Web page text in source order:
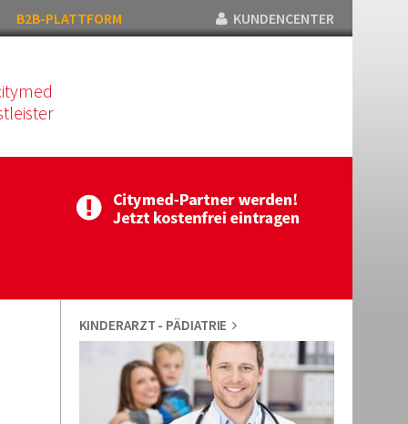
B2B-PLATTFORM KUNDENCENTER
KINDERARZT - PÄDIATRIE